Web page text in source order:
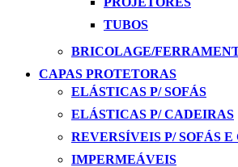
TUBOS
BRICOLAGE/
CAPAS PROTETORAS
ELÁSTICAS P/ SOFÁS
ELÁSTICAS P/ CADEIRAS
REVERSÍVEIS P/ SOFÁS E
IMPERMEÁVEIS